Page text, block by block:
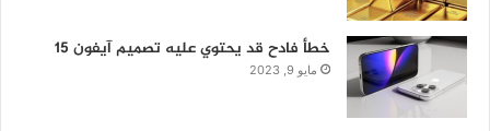
خطأ فادح قد يحتوي عليه تصميم آيفون 15
مايو 9, 2023